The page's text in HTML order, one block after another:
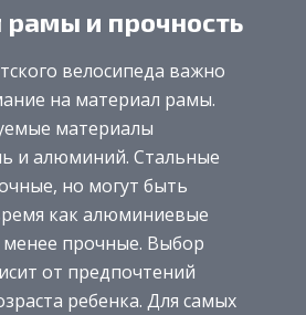
и прочность
велосипеда важно
на материал рамы.
материалы
и алюминий. Стальные
но могут быть
как алюминиевые
менее прочные. Выбор
от предпочтений
ребенка. Для самых